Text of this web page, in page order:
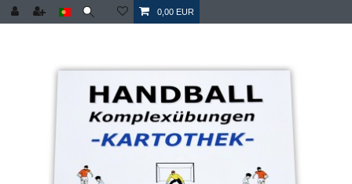
0,00 EUR